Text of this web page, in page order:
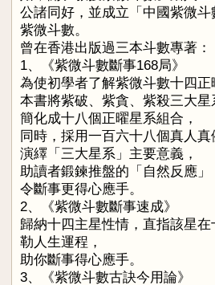
公諸同好，並成立「中國紫微
紫微斗數。
曾在香港出版過三本斗數專著：
1、《紫微斗數斷事168局》
為使初學者了解紫微斗數十四正
本書將紫破、紫貪、紫殺三大星
簡化成十八個正曜星系組合，
同時，採用一百六十八個真人真
演繹「三大星系」主要意義，
助讀者鍛鍊推盤的「自然反應」
令斷事更得心應手。
2、《紫微斗數斷事速成》
歸納十四主星性情，直指該星
勒人生運程，
助你斷事得心應手。
3、《紫微斗數古訣今用論》